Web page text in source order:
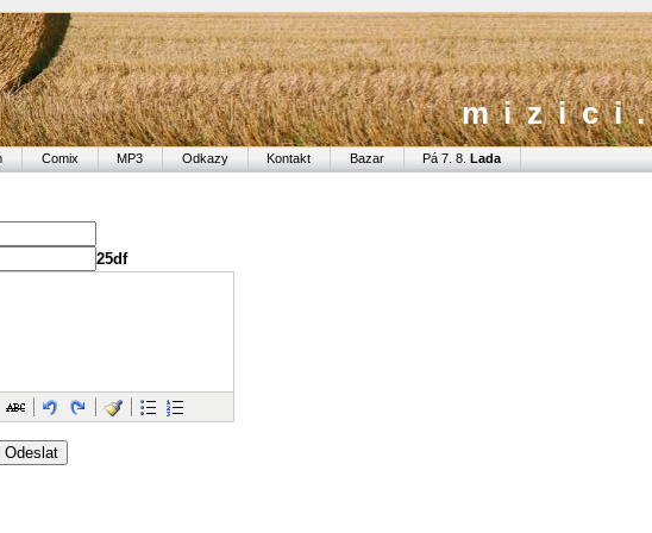
Comix MP3 Odkazy Kontakt Bazar Pá 7. 8.Lada
25df